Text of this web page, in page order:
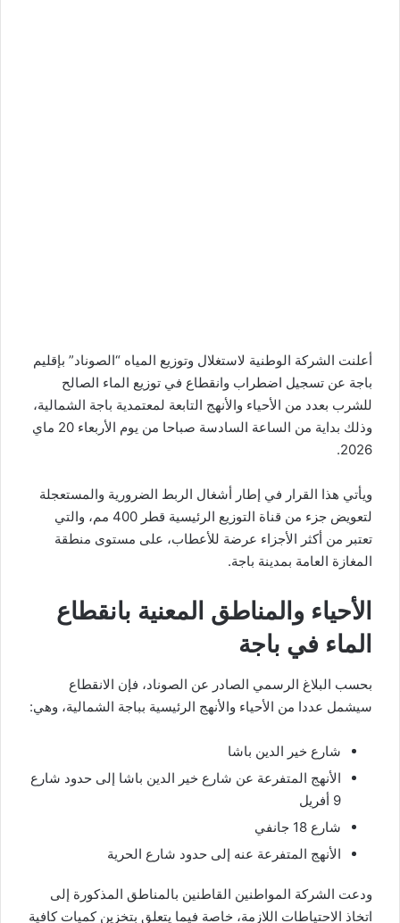
أعلنت الشركة الوطنية لاستغلال وتوزيع المياه “الصوناد” بإقليم
باجة عن تسجيل اضطراب وانقطاع في توزيع الماء الصالح
للشرب بعدد من الأحياء والأنهج التابعة لمعتمدية باجة الشمالية،
وذلك بداية من الساعة السادسة صباحا من يوم الأربعاء 20 ماي
2026.
ويأتي هذا القرار في إطار أشغال الربط الضرورية والمستعجلة
لتعويض جزء من قناة التوزيع الرئيسية قطر 400 مم، والتي
تعتبر من أكثر الأجزاء عرضة للأعطاب، على مستوى منطقة
المغازة العامة بمدينة باجة.
الأحياء والمناطق المعنية بانقطاع
الماء في باجة
بحسب البلاغ الرسمي الصادر عن الصوناد، فإن الانقطاع
سيشمل عددا من الأحياء والأنهج الرئيسية بباجة الشمالية، وهي:
شارع خير الدين باشا
الأنهج المتفرعة عن شارع خير الدين باشا إلى حدود شارع
9 أفريل
شارع 18 جانفي
الأنهج المتفرعة عنه إلى حدود شارع الحرية
ودعت الشركة المواطنين القاطنين بالمناطق المذكورة إلى
اتخاذ الاحتياطات اللازمة، خاصة فيما يتعلق بتخزين كميات كافية